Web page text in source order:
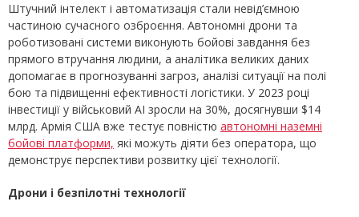
Штучний інтелект і автоматизація стали невід’ємною
частиною сучасного озброєння. Автономні дрони та
роботизовані системи виконують бойові завдання без
прямого втручання людини, а аналітика великих даних
допомагає в прогнозуванні загроз, аналізі ситуації на полі
бою та підвищенні ефективності логістики. У 2023 році
інвестиції у військовий AI зросли на 30%, досягнувши $14
млрд. Армія США вже тестує повністю автономні наземні
бойові платформи, які можуть діяти без оператора, що
демонструє перспективи розвитку цієї технології.
Дрони і безпілотні технології